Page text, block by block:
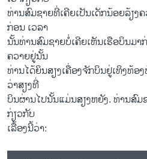
ທ່ານສົມຊາຍທີ່ເຄີຍເປັນເດັກນ້ອຍລ້ຽງ
ກ່ອນ ເວລາ
ນັ້ນທ່ານສົມຊາຍບໍ່ເຄີຍເຫັນເຮືອບິນມ
ຄວາຍຢູ່ນັ້ນ
ທ່ານໄດ້ຍິນສຽງເຄື່ອງຈັກບິນຢູ່ເທິງທ້ອ
ວ່າສຽງທີ່
ບິນຜ່ານໄປນັ້ນແມ່ນສຽງຫຍັງ. ທ່ານສົມ
ກ່ຽວກັບ
ເລື້ອງນີ້ວ່າ: